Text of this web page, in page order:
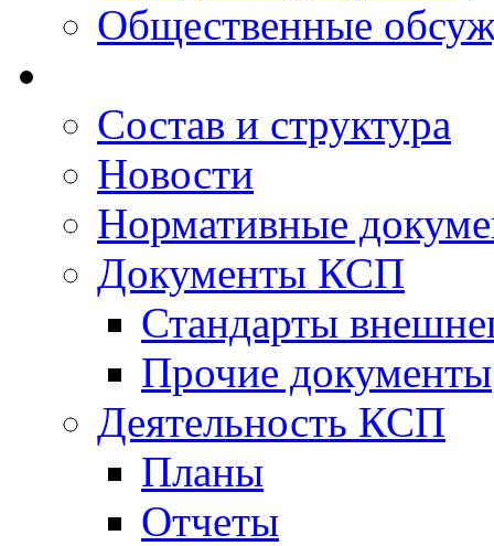
Общественные
Состав и структура
Новости
Нормативные
Документы КСП
Стандарты
Прочие документы
Деятельность КСП
Планы
Отчеты